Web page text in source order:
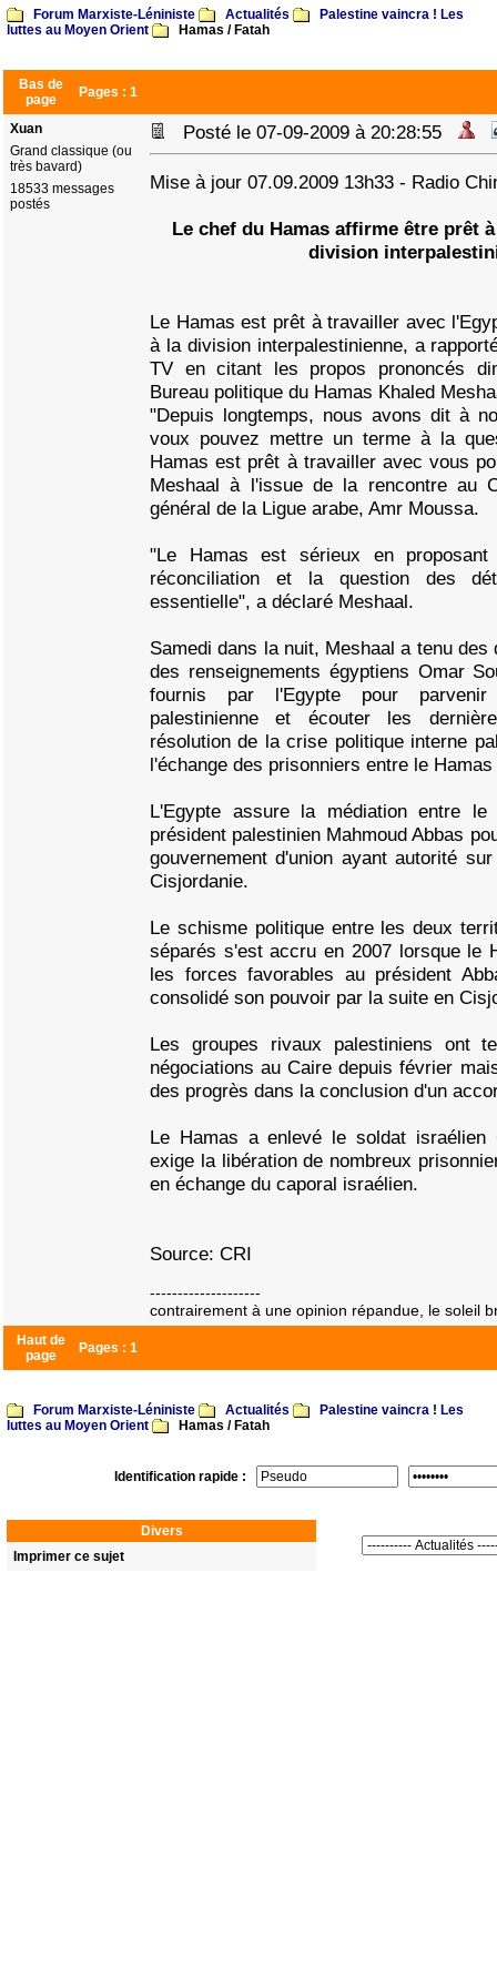
Forum Marxiste-Léniniste Actualités
Palestine vaincra ! Les
luttes au Moyen Orient
Hamas / Fatah
Bas de
page
Pages : 1
Xuan
Grand classique (ou
très bavard)
18533 messages
postés
Posté le 07-09-2009 à 20:28:55
Mise à jour 07.09.2009 13h33 - Radio
Le chef du Hamas affirme être prêt
division
Le Hamas est prêt à travailler avec
à la division interpalestinienne, a
TV en citant les propos prononcés
Bureau politique du Hamas Khaled
"Depuis longtemps, nous avons dit à
voux pouvez mettre un terme à la
Hamas est prêt à travailler avec vous
Meshaal à l'issue de la rencontre au
général de la Ligue arabe, Amr Moussa.
"Le Hamas est sérieux en
réconciliation et la question des
essentielle", a déclaré Meshaal.
Samedi dans la nuit, Meshaal a tenu
des renseignements égyptiens Omar
fournis par l'Egypte pour
palestinienne et écouter les
résolution de la crise politique interne
l'échange des prisonniers entre le
L'Egypte assure la médiation entre
président palestinien Mahmoud Abbas
gouvernement d'union ayant autorité
Cisjordanie.
Le schisme politique entre les deux
séparés s'est accru en 2007 lorsque le
les forces favorables au président
consolidé son pouvoir par la suite en
Les groupes rivaux palestiniens ont
négociations au Caire depuis février
des progrès dans la conclusion d'un
Le Hamas a enlevé le soldat
exige la libération de nombreux
en échange du caporal israélien.
Source: CRI
--------------------
contrairement à une opinion répandue, le soleil
Haut de
page
Pages : 1
Forum Marxiste-Léniniste Actualités
Palestine vaincra ! Les
luttes au Moyen Orient
Hamas / Fatah
Identification rapide :
Divers
Imprimer ce sujet